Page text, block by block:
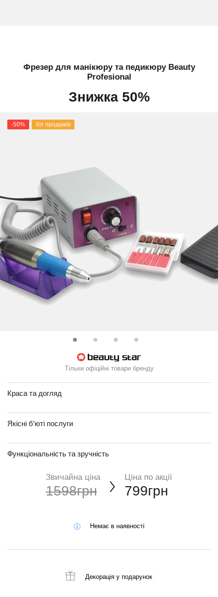
Фрезер для манікюру та педикюру Beauty
Profesional
Знижка 50%
-50% Хіт продажів
Тільки офіційні товари бренду
Краса та догляд
Якісні б’юті послуги
Функціональність та зручність
Звичайна ціна
1598грн
Ціна по акції
799грн
Немає в наявності
Декорація у подарунок